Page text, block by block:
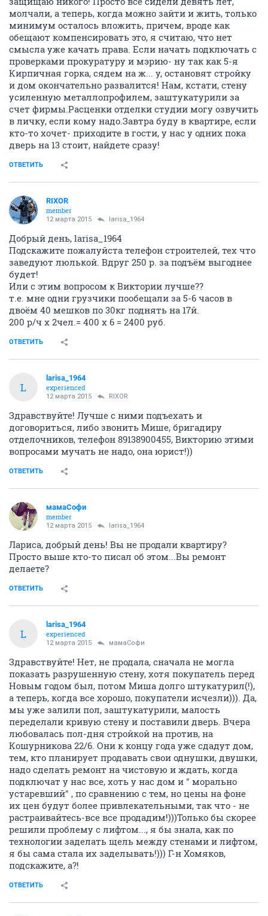
молчали, а теперь, когда можно зайти и жить, только
минимум осталось вложить, причем, вроде как
обещают компенсировать это, я считаю, что нет
смысла уже качать права. Если начать подключать с
проверками прокуратуру и мэрию- ну так как 5-я
Кирпичная горка, сядем на ж... у, остановят стройку
и дом окончательно развалится! Нам, кстати, стену
усиленную металлопрофилем, заштукатурили за
счет фирмы.Расценки отделки студии могу озвучить
в личку, если кому надо.Завтра буду в квартире, если
кто-то хочет- приходите в гости, у нас у одних пока
дверь на 13 стоит, найдете сразу!
ОТВЕТИТЬ
RIXOR
member
12 марта 2015 larisa_1964
Добрый день, larisa_1964
Подскажите пожалуйста телефон строителей, тех что
заведуют люлькой. Вдруг 250 р. за подъём выгоднее
будет!
Или с этим вопросом к Виктории лучше??
т.е. мне одни грузчики пообещали за 5-6 часов в
двоём 40 мешков по 30кг поднять на 17й.
200 р/ч х 2чел.= 400 х 6 = 2400 руб.
ОТВЕТИТЬ
L
larisa_1964
experienced
12 марта 2015 RIXOR
Здравствуйте! Лучше с ними подъехать и
договориться, либо звонить Мише, бригадиру
отделочников, телефон 89138900455, Викторию этими
вопросами мучать не надо, она юрист!))
ОТВЕТИТЬ
мамаСофи
member
12 марта 2015 larisa_1964
Лариса, добрый день! Вы не продали квартиру?
Просто выше кто-то писал об этом...Вы ремонт
делаете?
ОТВЕТИТЬ
L
larisa_1964
experienced
12 марта 2015 мамаСофи
Здравствуйте! Нет, не продала, сначала не могла
показать разрушенную стену, хотя покупатель перед
Новым годом был, потом Миша долго штукатурил(!),
а теперь, когда все хорошо, покупатели исчезли))). Да,
мы уже залили пол, заштукатурили, малость
переделали кривую стену и поставили дверь. Вчера
любовалась пол-дня стройкой на против, на
Кошурникова 22/6. Они к концу года уже сдадут дом,
тем, кто планирует продавать свои однушки, двушки,
надо сделать ремонт на чистовую и ждать, когда
подключат у нас все, хоть у нас дом и " морально
устаревший" , по сравнению с тем, но цены на фоне
их цен будут более привлекательными, так что - не
растраивайтесь-все все продадим!)))Только бы скорее
решили проблему с лифтом..., я бы знала, как по
технологии заделать щель между стенами и лифтом,
я бы сама стала их заделывать!))) Г-н Хомяков,
подскажите, а?!
ОТВЕТИТЬ